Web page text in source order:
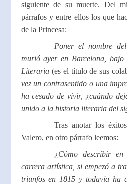
siguiente de su muerte. Del
párrafos y entre ellos los que
de la Princesa:
Poner el nombre
murió ayer en Barcelona,
Literaria (es el título de sus
vez un contrasentido o una
ha cesado de vivir, ¿cuándo
unido a la historia literaria del
Tras anotar los
Valero, en otro párrafo leemos:
¿Cómo describir
carrera artística, si empezó a
triunfos en 1815 y todavía ha